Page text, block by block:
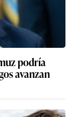
podría
avanzan